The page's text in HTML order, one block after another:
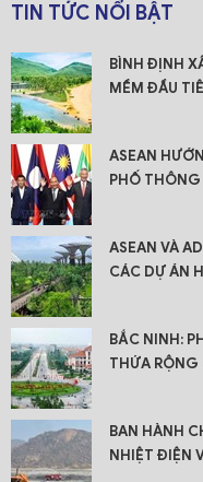
TIN TỨC NỔI BẬT
BÌNH ĐỊNH
MỀM ĐẦU
ASEAN
PHỐ
ASEAN VÀ
CÁC DỰ ÁN
BẮC NINH:
THỨA
BAN HÀNH
NHIỆT ĐIỆN